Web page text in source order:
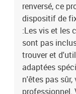
renversé, ce
dispositif de
:Les vis et les
sont pas
trouver et
adaptées
n'êtes pas
professionnel.